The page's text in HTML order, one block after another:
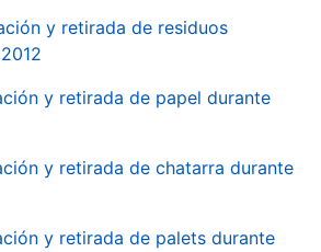
y retirada de residuos
y retirada de papel durante
y retirada de chatarra durante
y retirada de palets durante